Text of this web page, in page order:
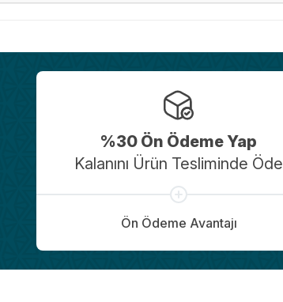
%30 Ön Ödeme Yap
Kalanını Ürün Tesliminde Öde
Ön Ödeme Avantajı